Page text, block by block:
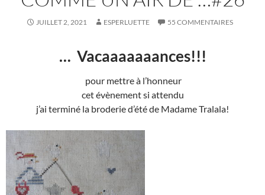
JUILLET 2, 2021 ESPERLUETTE 55 COMMENTAIRES
… Vacaaaaaaances!!!
pour mettre à l’honneur
cet évènement si attendu
j’ai terminé la broderie d’été de Madame Tralala!